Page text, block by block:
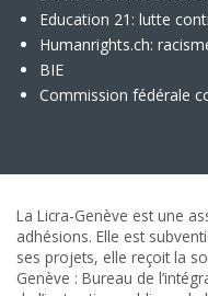
Education 21: lutte
Humanrights.ch:
BIE
Commission fédérale
La Licra-Genève est une
adhésions. Elle est
ses projets, elle reçoit la
Genève : Bureau de